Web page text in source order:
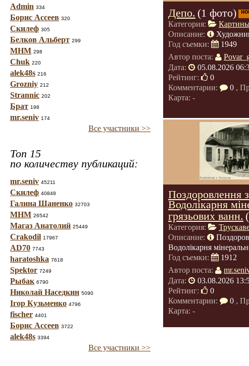
Admin 334
Борис Ассеев 320
Скилеф 305
Белков Альберт 299
МНМ 298
Chuk 220
alek48s 216
Grozniy 212
Strannic 202
Брат 198
mr.seniv 174
Все участники >>
Топ 15
по количеству публикаций:
mr.seniv 45211
Скилеф 40848
Галина Шаненко 32703
МНМ 26542
Магаз Анатолий 25449
Crakodil 17967
AD70 7743
haratoshka 7618
Spektor 7249
Рыбак 6790
Николай Наседкин 5090
Ігор Кузьменко 4796
fischer 4401
Борис Ассеев 3722
alek48s 3394
Все участники >>
Депо. (1 фото)
Категория:
Описание:
Год съемки:
1949
Автор поста:
Дата:
05.08.2026
Рейтинг:
0
Комментарии:
0 ,
Карта: -
Поздоровлення
Водолікарня
грязьових ванн.
Категория:
Описание:
Водолікарня
Год съемки:
1912
Автор поста:
Дата:
03.08.2026
Рейтинг:
0
Комментарии:
0 ,
Карта: -